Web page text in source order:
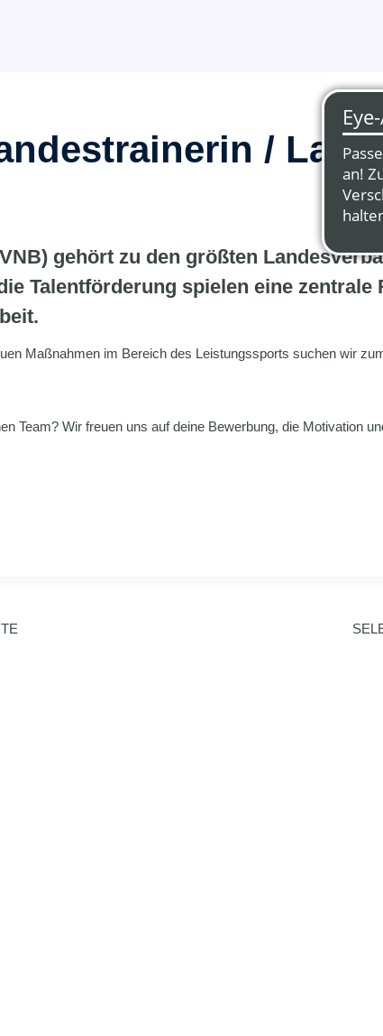
/
gehört zu den größten
Talentförderung spielen eine zentrale
Maßnahmen im Bereich des Leistungssports suchen wir
Team? Wir freuen uns auf deine Bewerbung, die Motivation